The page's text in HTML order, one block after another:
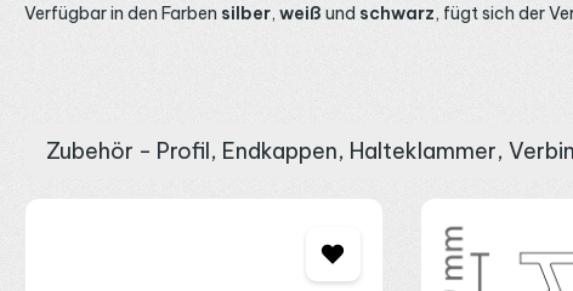
Verfügbar in den Farben silber, weiß und schwarz, fügt sich der
Zubehör - Profil, Endkappen, Halteklammer,